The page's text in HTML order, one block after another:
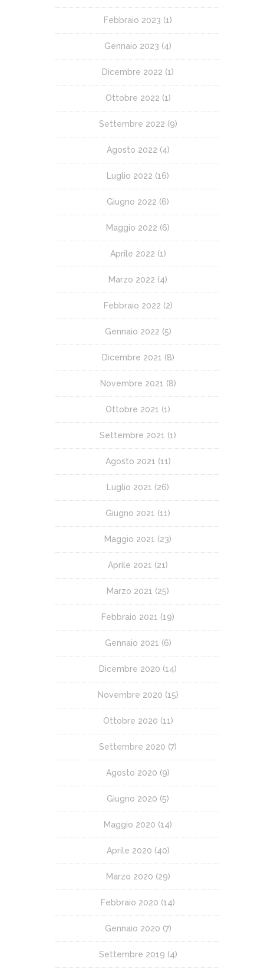
Febbraio 2023 (1)
Gennaio 2023 (4)
Dicembre 2022 (1)
Ottobre 2022 (1)
Settembre 2022 (9)
Agosto 2022 (4)
Luglio 2022 (16)
Giugno 2022 (6)
Maggio 2022 (6)
Aprile 2022 (1)
Marzo 2022 (4)
Febbraio 2022 (2)
Gennaio 2022 (5)
Dicembre 2021 (8)
Novembre 2021 (8)
Ottobre 2021 (1)
Settembre 2021 (1)
Agosto 2021 (11)
Luglio 2021 (26)
Giugno 2021 (11)
Maggio 2021 (23)
Aprile 2021 (21)
Marzo 2021 (25)
Febbraio 2021 (19)
Gennaio 2021 (6)
Dicembre 2020 (14)
Novembre 2020 (15)
Ottobre 2020 (11)
Settembre 2020 (7)
Agosto 2020 (9)
Giugno 2020 (5)
Maggio 2020 (14)
Aprile 2020 (40)
Marzo 2020 (29)
Febbraio 2020 (14)
Gennaio 2020 (7)
Settembre 2019 (4)